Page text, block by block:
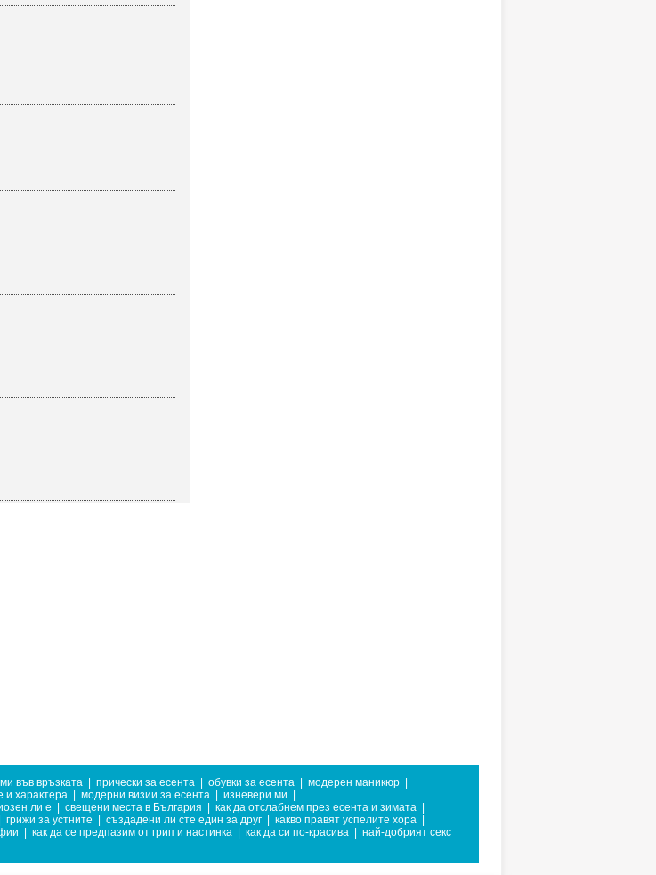
във връзката прически за есента обувки за есента модерен маникюр
и характера модерни визии за есента изневери ми
ли е свещени места в България как да отслабнем през есента и зимата
грижи за устните създадени ли сте един за друг какво правят успелите хора
как да се предпазим от грип и настинка как да си по-красива
най-добрият секс